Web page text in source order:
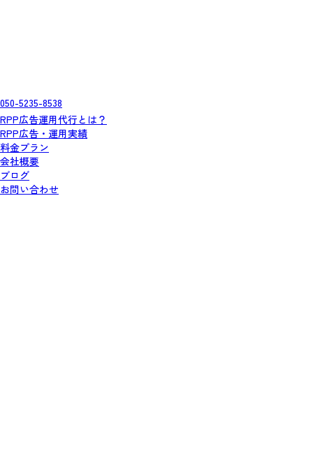
050-5235-8538
RPP広告運用代行とは？
RPP広告・運用実績
料金プラン
会社概要
ブログ
お問い合わせ